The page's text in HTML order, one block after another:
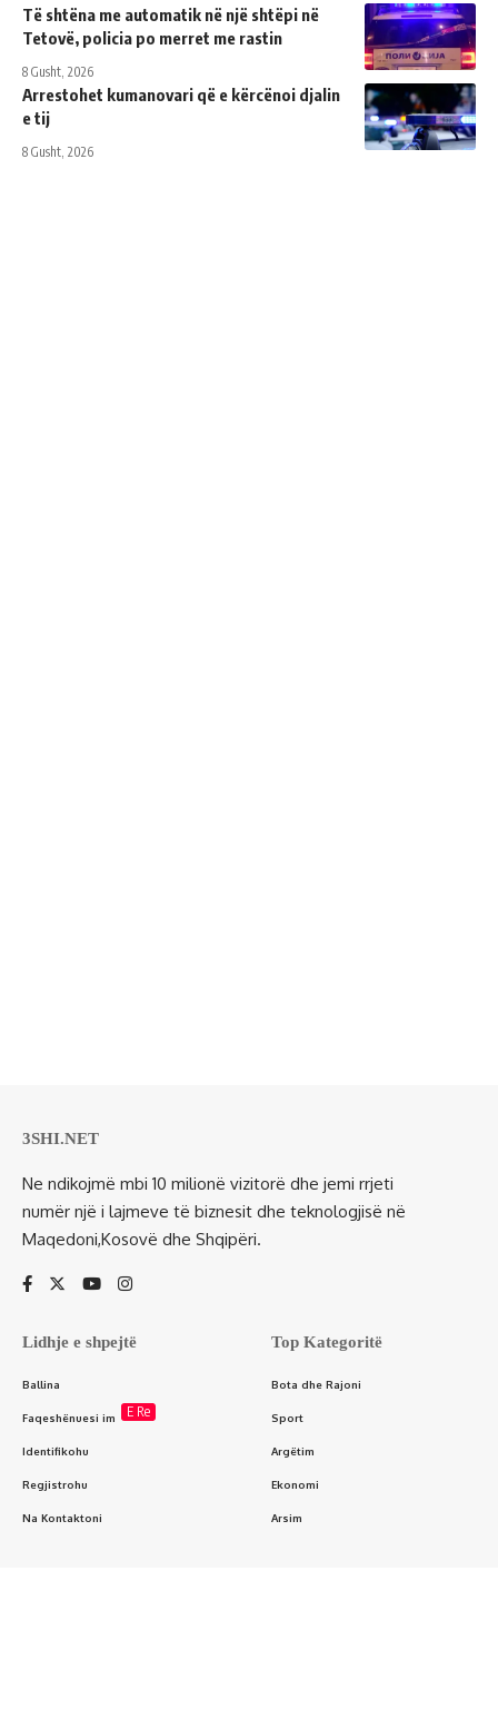
Të shtëna me automatik në një shtëpi në
Tetovë, policia po merret me rastin
8 Gusht, 2026
Arrestohet kumanovari që e kërcënoi djalin
e tij
8 Gusht, 2026
3SHI.NET
Ne ndikojmë mbi 10 milionë vizitorë dhe jemi rrjeti
numër një i lajmeve të biznesit dhe teknologjisë në
Maqedoni,Kosovë dhe Shqipëri.
Lidhje e shpejtë
Ballina
Faqeshënuesi im E Re
Identifikohu
Regjistrohu
Na Kontaktoni
Top Kategoritë
Bota dhe Rajoni
Sport
Argëtim
Ekonomi
Arsim